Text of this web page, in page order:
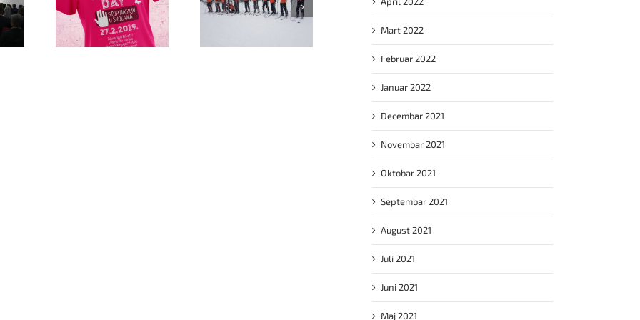
forum
nasilje
Praktična nastava
skijanja na Vlašiću
Praktična nastava iz
predmeta Skijanje
Mart 2022
Februar 2022
Januar 2022
Decembar 2021
Novembar 2021
Oktobar 2021
Septembar 2021
August 2021
Juli 2021
Juni 2021
Maj 2021